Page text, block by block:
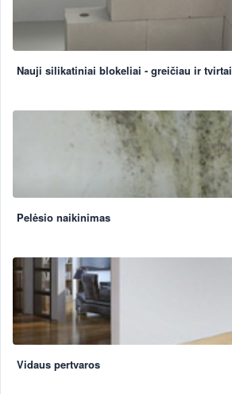
Nauji silikatiniai blokeliai - greičiau ir tvirtai
Pelėsio naikinimas
Vidaus pertvaros